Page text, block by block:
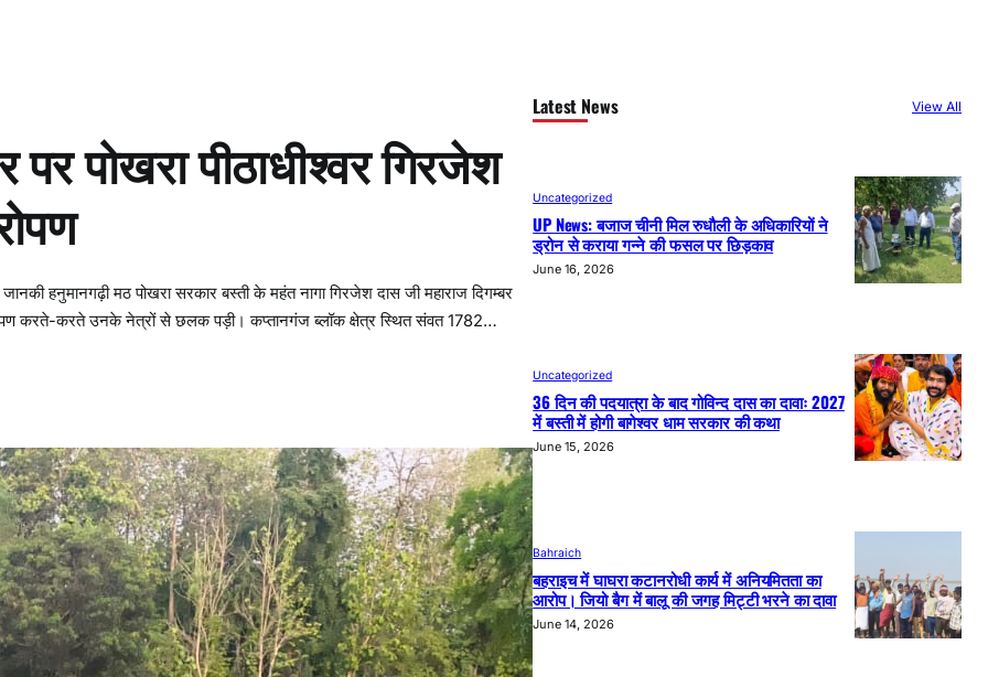
पोखरा पीठाधीश्वर गिरजेश
हनुमानगढ़ी मठ पोखरा सरकार बस्ती के महंत नागा गिरजेश दास जी महाराज दिगम्बर
करते-करते उनके नेत्रों से छलक पड़ी। कप्तानगंज ब्लॉक क्षेत्र स्थित संवत 1782…
Latest News View All
Uncategorized
UP News: बजाज चीनी मिल रुधौली के अधिकारियों ने
ड्रोन से कराया गन्ने की फसल पर छिड़काव
June 16, 2026
Uncategorized
36 दिन की पदयात्रा के बाद गोविन्द दास का दावाः 2027
में बस्ती में होगी बागेश्वर धाम सरकार की कथा
June 15, 2026
Bahraich
बहराइच में घाघरा कटानरोधी कार्य में अनियमितता का
आरोप। जियो बैग में बालू की जगह मिट्टी भरने का दावा
June 14, 2026